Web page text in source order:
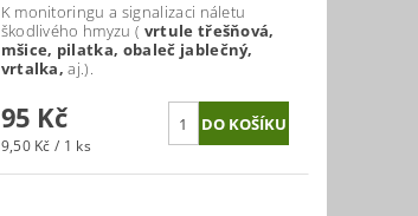
K monitoringu a signalizaci náletu
škodlivého hmyzu ( vrtule třešňová,
mšice, pilatka, obaleč jablečný,
vrtalka, aj.).
95 Kč
9,50 Kč / 1 ks